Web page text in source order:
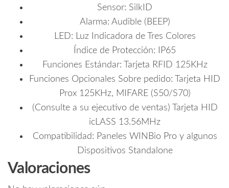
Sensor: SilkID
Alarma: Audible (BEEP)
LED: Luz Indicadora de Tres Colores
Índice de Protección: IP65
Funciones Estándar: Tarjeta RFID 125KHz
Funciones Opcionales Sobre pedido: Tarjeta HID
Prox 125KHz, MIFARE (S50/S70)
(Consulte a su ejecutivo de ventas) Tarjeta HID
icLASS 13.56MHz
Compatibilidad: Paneles WINBio Pro y algunos
Dispositivos Standalone
Valoraciones